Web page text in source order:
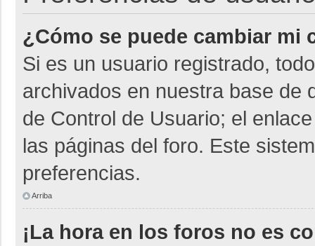
¿Cómo se puede cambiar mi
Si es un usuario registrado,
archivados en nuestra base de
de Control de Usuario; el
las páginas del foro. Este
preferencias.
Arriba
¡La hora en los foros no es